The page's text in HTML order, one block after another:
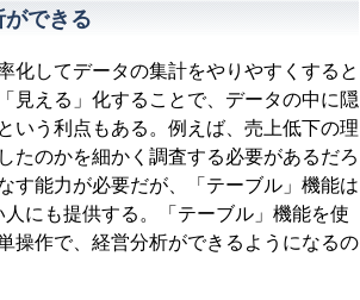
できる
してデータの集計をやりやすくすると
見える」化することで、データの中に隠
いう利点もある。例えば、売上低下の理
たのかを細かく調査する必要があるだろ
す能力が必要だが、「テーブル」機能は
にも提供する。「テーブル」機能を使
操作で、経営分析ができるようになるの